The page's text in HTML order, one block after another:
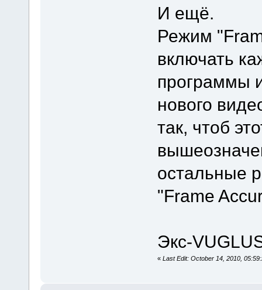
И ещё.
Режим
включать
программы
нового
так, чтоб
остальные
"Frame
Экс-
« Last Edit: October 14, 2010,